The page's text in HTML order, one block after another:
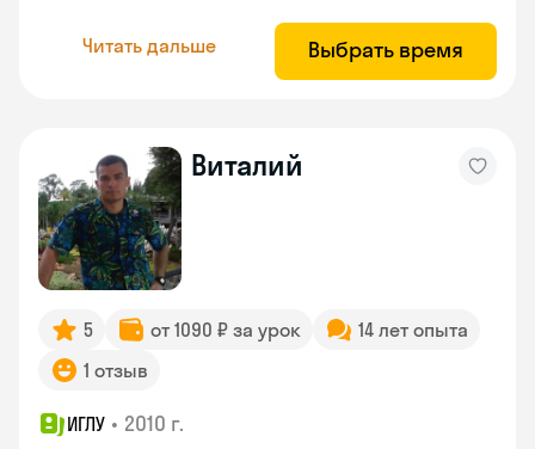
Читать дальше Выбрать время
Виталий
5 от 1090 ₽ за урок
14 лет опыта
1 отзыв
ИГЛУ • 2010 г.